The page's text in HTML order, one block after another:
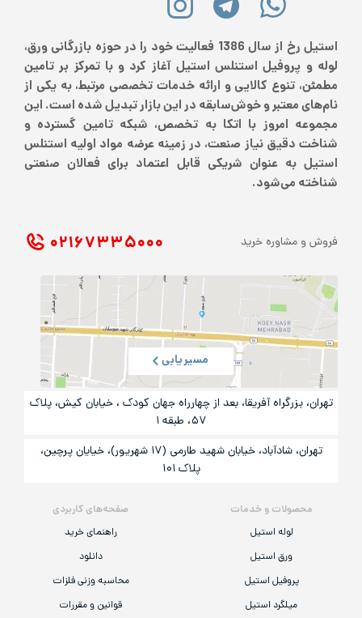
استیل رخ از سال 1386 فعالیت خود را در حوزه بازرگانی ورق،
لوله و پروفیل استنلس استیل آغاز کرد و با تمرکز بر تامین
مطمئن، تنوع کالایی و ارائه خدمات تخصصی مرتبط، به یکی از
نام‌های معتبر و خوش‌سابقه در این بازار تبدیل شده است. این
مجموعه امروز با اتکا به تخصص، شبکه تامین گسترده و
شناخت دقیق نیاز صنعت، در زمینه عرضه مواد اولیه استنلس
استیل به عنوان شریکی قابل اعتماد برای فعالان صنعتی
شناخته می‌شود.
محصولات و خدمات
لوله استیل
ورق استیل
پروفیل استیل
میلگرد استیل
صفحه‌های کاربردی
راهنمای خرید
دانلود
محاسبه وزنی فلزات
قوانین و مقررات
فروش و مشاوره خرید ۰۲۱ ۶۷۳۳۵۰۰۰
مسیریابی
تهران، بزرگراه آفریقا، بعد از چهارراه جهان کودک ، خیابان کیش، پلاک
۵۷، طبقه ۱
تهران، شادآباد، خیابان شهید طارمی (۱۷ شهریور)، خیایان پرچین،
پلاک ۱۰۱